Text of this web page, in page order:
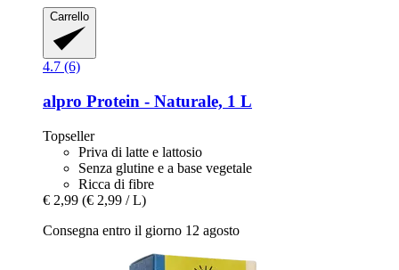
Carrello
4.7 (6)
alpro Protein -​ Naturale, 1 L
Topseller
Priva di latte e lattosio
Senza glutine e a base vegetale
Ricca di fibre
€ 2,99 (€ 2,99 / L)
Consegna entro il giorno 12 agosto